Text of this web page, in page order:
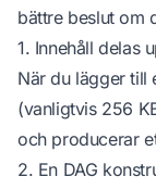
bättre beslut om
1. Innehåll delas
När du lägger till
(vanligtvis 256
och producerar
2. En DAG